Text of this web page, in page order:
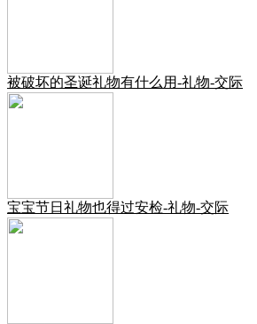
被破坏的圣诞礼物有什么用-礼物-交际
宝宝节日礼物也得过安检-礼物-交际